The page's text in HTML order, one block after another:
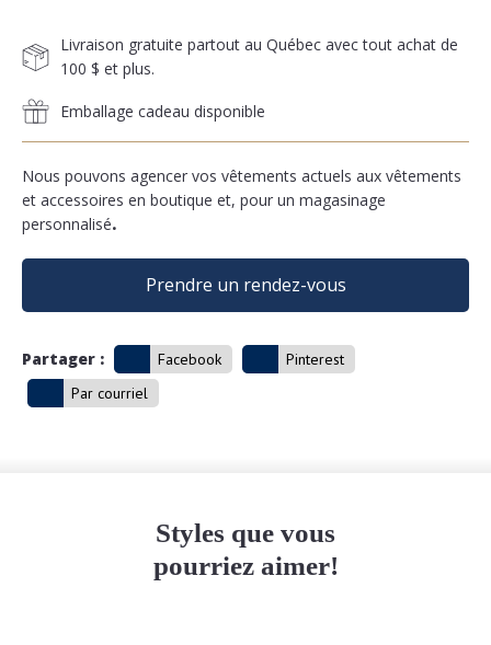
Livraison gratuite partout au Québec avec tout achat de
100 $ et plus.
Emballage cadeau disponible
Nous pouvons agencer vos vêtements actuels aux vêtements
et accessoires en boutique et, pour un magasinage
personnalisé.
Prendre un rendez-vous
Partager : Facebook
Pinterest
Par courriel
Styles que vous
pourriez aimer!